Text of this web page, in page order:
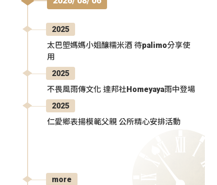
2025
太巴塱媽媽小姐釀糯米酒 待palimo分享使
用
2025
不畏風雨傳文化 達邦社Homeyaya雨中登場
2025
仁愛鄉表揚模範父親 公所精心安排活動
more